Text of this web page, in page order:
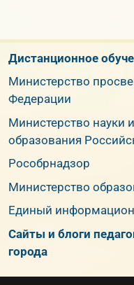
Дистанционное
Министерство
Федерации
Министерство науки
образования
Рособрнадзор
Министерство
Единый
Сайты и блоги
города